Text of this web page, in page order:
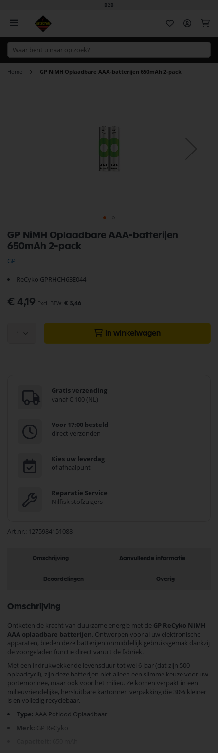
B2B
Home GP NiMH Oplaadbare AAA-batterijen 650mAh 2-pack
GP NiMH Oplaadbare AAA-batterijen
650mAh 2-pack
GP
ReCyko GPRHCH63E044
€ 4,19 € 3,46
1 In winkelwagen
Gratis verzending
vanaf € 100 (NL)
Voor 17:00 besteld
direct verzonden
Kies uw leverdag
of afhaalpunt
Reparatie Service
Nilfisk stofzuigers
Art.nr. 1275984151088
naar
het
van
afbeeldingen-
Omschrijving Aanvullende informatie
Beoordelingen Overig
Omschrijving
Ontketen de kracht van duurzame energie met de GP ReCyko NiMH
AAA oplaadbare batterijen. Ontworpen voor al uw elektronische
apparaten, bieden deze batterijen onmiddellijk gebruiksgemak dankzij
de voorgeladen functie direct vanuit de fabriek.
Met een indrukwekkende levensduur tot wel 6 jaar (dat zijn 500
oplaadcycli), zijn deze batterijen niet alleen een slimme keuze voor uw
portemonnee, maar ook voor het milieu. Ze komen verpakt in een
milieuvriendelijke, hersluitbare kartonnen verpakking die 30% kleiner
is en volledig recyclebaar.
Type: AAA Potlood Oplaadbaar
Merk: GP ReCyko